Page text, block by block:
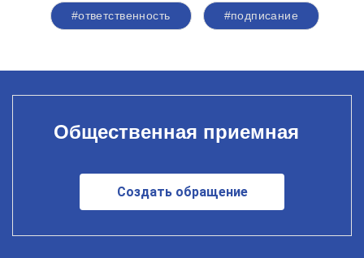
#ответственность #подписание
Общественная приемная
Создать обращение